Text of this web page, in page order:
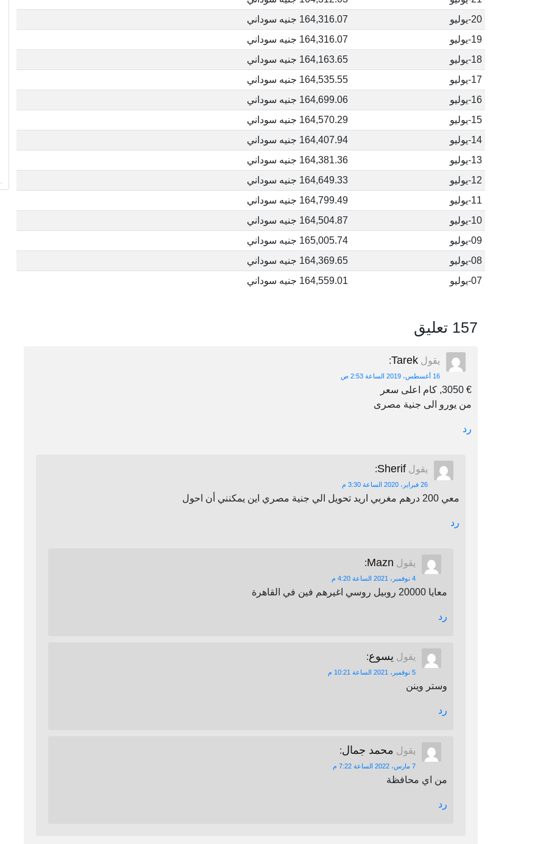
20-يوليو
164,316.07 جنيه سوداني
19-يوليو
164,316.07 جنيه سوداني
18-يوليو
164,163.65 جنيه سوداني
17-يوليو
164,535.55 جنيه سوداني
16-يوليو
164,699.06 جنيه سوداني
15-يوليو
164,570.29 جنيه سوداني
14-يوليو
164,407.94 جنيه سوداني
13-يوليو
164,381.36 جنيه سوداني
12-يوليو
164,649.33 جنيه سوداني
11-يوليو
164,799.49 جنيه سوداني
10-يوليو
164,504.87 جنيه سوداني
09-يوليو
165,005.74 جنيه سوداني
08-يوليو
164,369.65 جنيه سوداني
07-يوليو
164,559.01 جنيه سوداني
157 تعليق
يقول Tarek
:
16 أغسطس، 2019 الساعة 2:53 ص
€ 3050, كام اعلى سعر
من يورو الى جنية مصرى
رد
يقول Sherif
:
26 فبراير، 2020 الساعة 3:30 م
معي 200 درهم مغربي اريد تحويل الي جنية مصري اين يمكنني أن احول
رد
يقول Mazn
:
4 نوفمبر، 2021 الساعة 4:20 م
معايا 20000 روبيل روسي اغيرهم فين في القاهرة
رد
يقول يسوع:
5 نوفمبر، 2021 الساعة 10:21 م
وستر وينن
رد
يقول محمد جمال:
7 مارس، 2022 الساعة 7:22 م
من اي محافظة
رد